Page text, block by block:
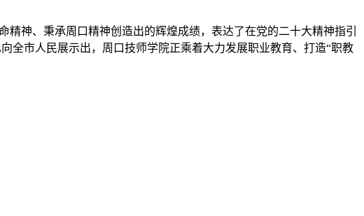
神、秉承周口精神创造出的辉煌成绩，表达了在党的二十大精神指引
全市人民展示出，周口技师学院正乘着大力发展职业教育、打造“职教